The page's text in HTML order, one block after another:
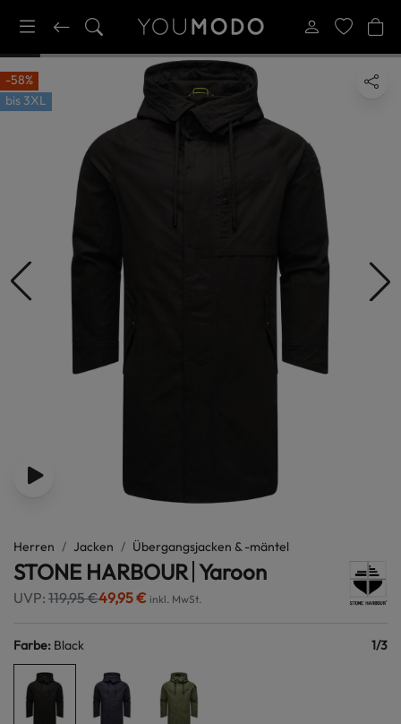
-58%
bis 3XL
Herren Jacken Übergangsjacken & -mäntel
STONE HARBOUR Yaroon
UVP: 119,95 €49,95 € inkl. MwSt.
Farbe: Black 1/3